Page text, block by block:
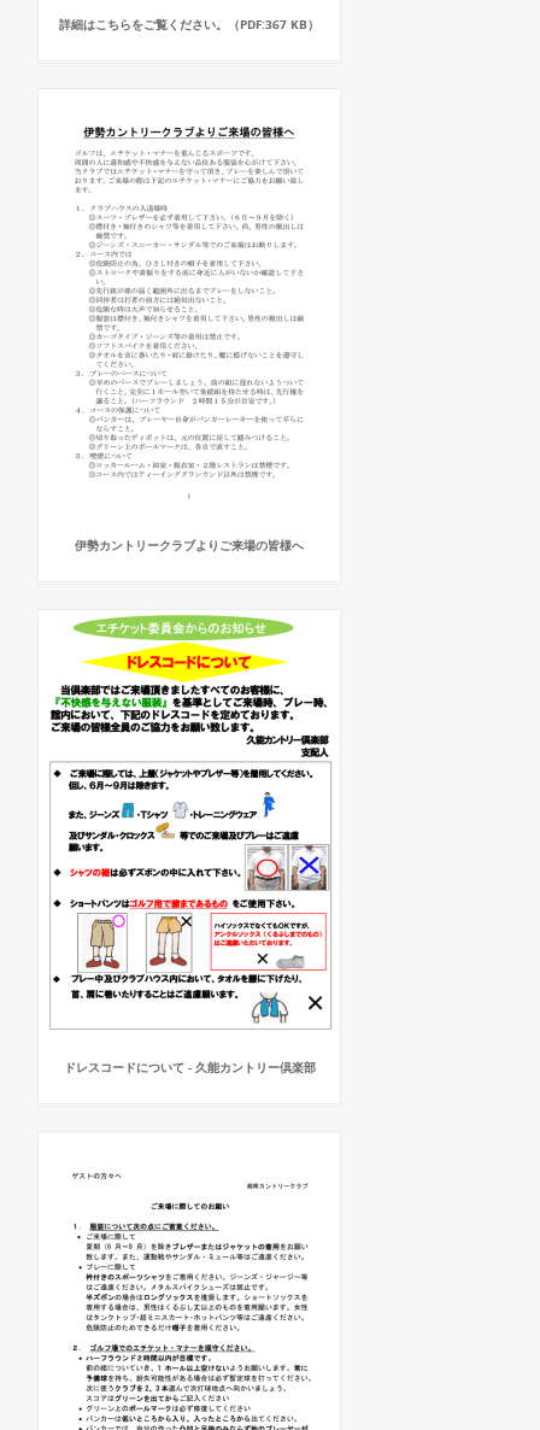
詳細はこちらをご覧ください。（PDF:367 KB）
伊勢カントリークラブよりご来場の皆様へ
ドレスコードについて - 久能カントリー倶楽部